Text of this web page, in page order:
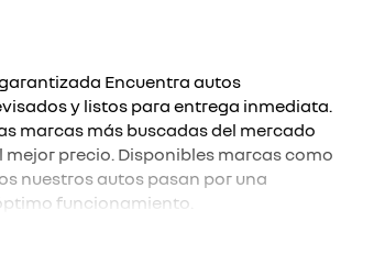
Encuentra autos
y listos para entrega inmediata.
marcas más buscadas del mercado
precio. Disponibles marcas como
nuestros autos pasan por una
funcionamiento.